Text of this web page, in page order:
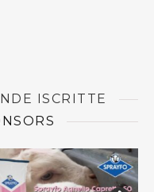
ISCRITTE